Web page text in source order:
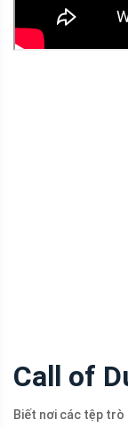
Call of
Biết nơi các tệp